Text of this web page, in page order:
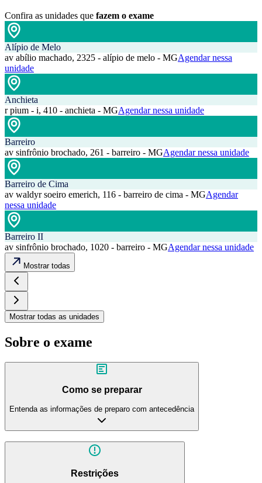
Confira as unidades que fazem o exame
Alípio de Melo
av abílio machado, 2325 - alípio de melo - MGAgendar nessa
unidade
Anchieta
r pium - i, 410 - anchieta - MGAgendar nessa unidade
Barreiro
av sinfrônio brochado, 261 - barreiro - MGAgendar nessa unidade
Barreiro de Cima
av waldyr soeiro emerich, 116 - barreiro de cima - MGAgendar
nessa unidade
Barreiro II
av sinfrônio brochado, 1020 - barreiro - MGAgendar nessa unidade
Mostrar todas
Mostrar todas as unidades
Sobre o exame
Como se preparar
Entenda as informações de preparo com antecedência
Restrições